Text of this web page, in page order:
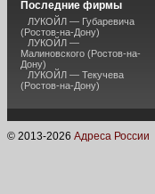
Последние фирмы
ЛУКОЙЛ — Губаревича
(Ростов-на-Дону)
ЛУКОЙЛ —
Малиновского (Ростов-на-
Дону)
ЛУКОЙЛ — Текучева
(Ростов-на-Дону)
© 2013-2026 Адреса России